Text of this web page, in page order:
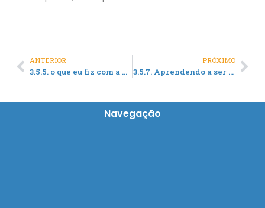
Prev
ANTERIOR
3.5.5. o que eu fiz com a pesquisa e o que a pesquisa fez em mim
PRÓXIMO
3.5.7. Aprendendo a ser curioso através da Pesquisa
Navegação